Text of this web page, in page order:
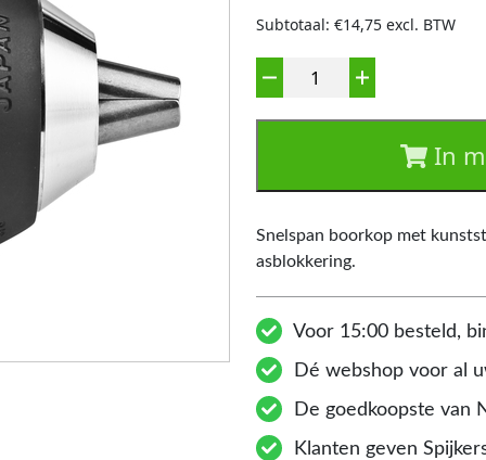
Subtotaal: €14,75 excl. BTW
Aantal
In
Snelspan boorkop met
asblokkering.
Voor 15:00 besteld,
Dé webshop voor al
De goedkoopste van
Klanten geven